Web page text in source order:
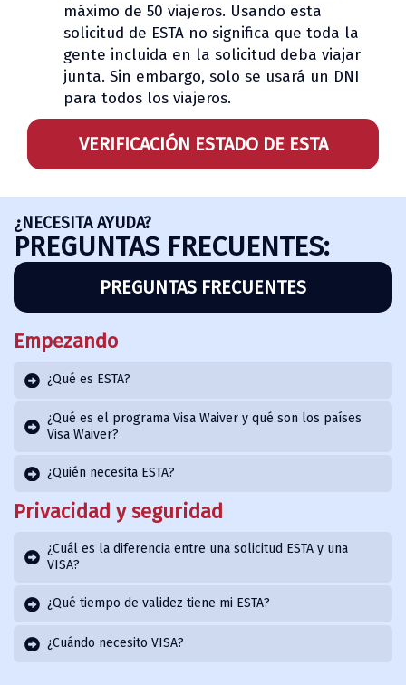
máximo de 50 viajeros. Usando esta
solicitud de ESTA no significa que toda la
gente incluida en la solicitud deba viajar
junta. Sin embargo, solo se usará un DNI
para todos los viajeros.
VERIFICACIÓN ESTADO DE ESTA
¿NECESITA AYUDA?
PREGUNTAS FRECUENTES:
PREGUNTAS FRECUENTES
Empezando
¿Qué es ESTA?
¿Qué es el programa Visa Waiver y qué son los países
Visa Waiver?
¿Quién necesita ESTA?
Privacidad y seguridad
¿Cuál es la diferencia entre una solicitud ESTA y una
VISA?
¿Qué tiempo de validez tiene mi ESTA?
¿Cuándo necesito VISA?